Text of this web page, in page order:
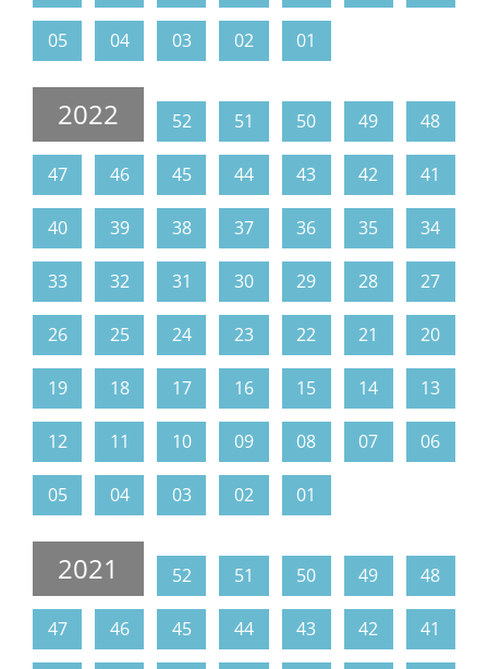
05 04 03 02 01
2022 52 51 50 49 48
47 46 45 44 43 42 41
40 39 38 37 36 35 34
33 32 31 30 29 28 27
26 25 24 23 22 21 20
19 18 17 16 15 14 13
12 11 10 09 08 07 06
05 04 03 02 01
2021 52 51 50 49 48
47 46 45 44 43 42 41